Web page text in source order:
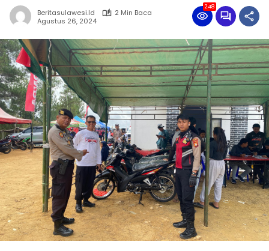
Beritasulawesi.id
2 Min Baca
Agustus 26, 2024
248